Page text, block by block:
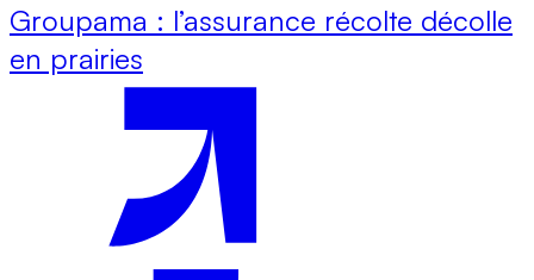
Groupama : l’assurance récolte décolle
en prairies